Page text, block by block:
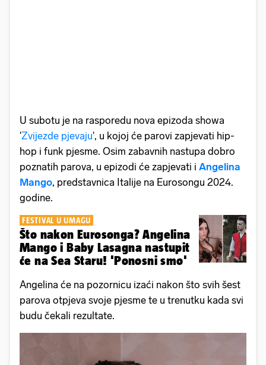
U subotu je na rasporedu nova epizoda showa
'Zvijezde pjevaju', u kojoj će parovi zapjevati hip-
hop i funk pjesme. Osim zabavnih nastupa dobro
poznatih parova, u epizodi će zapjevati i Angelina
Mango, predstavnica Italije na Eurosongu 2024.
godine.
FESTIVAL U UMAGU
Što nakon Eurosonga? Angelina
Mango i Baby Lasagna nastupit
će na Sea Staru! 'Ponosni smo'
Angelina će na pozornicu izaći nakon što svih šest
parova otpjeva svoje pjesme te u trenutku kada svi
budu čekali rezultate.